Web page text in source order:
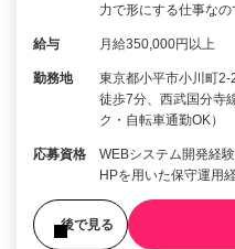
力で形にする仕事な
給与 月給350,000円以上
勤務地
東京都小平市小川町2-
徒歩7分、西武国分寺
ク・自転車通勤OK）
応募資格
WEBシステム開発経
HPを用いた保守運用
後で見る